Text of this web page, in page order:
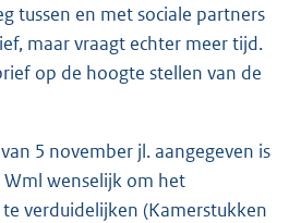
tussen en met sociale partners
maar vraagt echter meer tijd.
op de hoogte stellen van de
5 november jl. aangegeven is
wenselijk om het
verduidelijken (Kamerstukken